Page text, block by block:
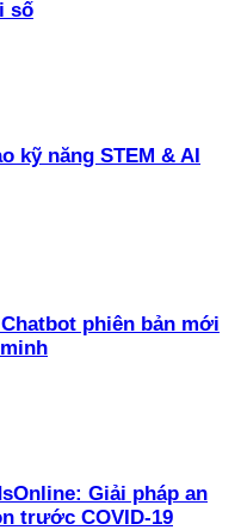
số
kỹ năng STEM & AI
phiên bản mới
Giải pháp an
trước COVID-19